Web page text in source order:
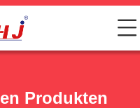
Produkten